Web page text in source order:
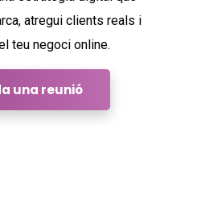
atregui clients reals i
teu negoci online.
una reunió